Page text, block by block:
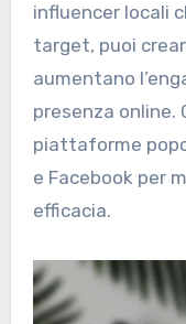
influencer locali
target, puoi
aumentano
presenza online.
piattaforme
e Facebook per
efficacia.